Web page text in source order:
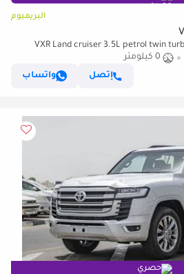
البريميوم
0 كيلومتر
إتصل
واتساب
حصري